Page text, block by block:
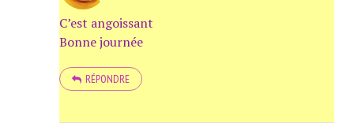
C’est angoissant
Bonne journée
RÉPONDRE